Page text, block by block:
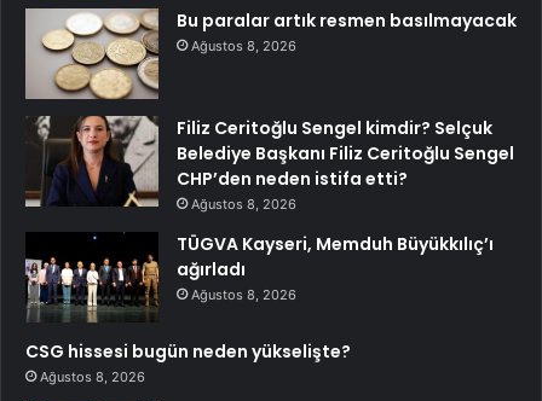
Bu paralar artık resmen basılmayacak
Ağustos 8, 2026
Filiz Ceritoğlu Sengel kimdir? Selçuk
Belediye Başkanı Filiz Ceritoğlu Sengel
CHP’den neden istifa etti?
Ağustos 8, 2026
TÜGVA Kayseri, Memduh Büyükkılıç’ı
ağırladı
Ağustos 8, 2026
CSG hissesi bugün neden yükselişte?
Ağustos 8, 2026